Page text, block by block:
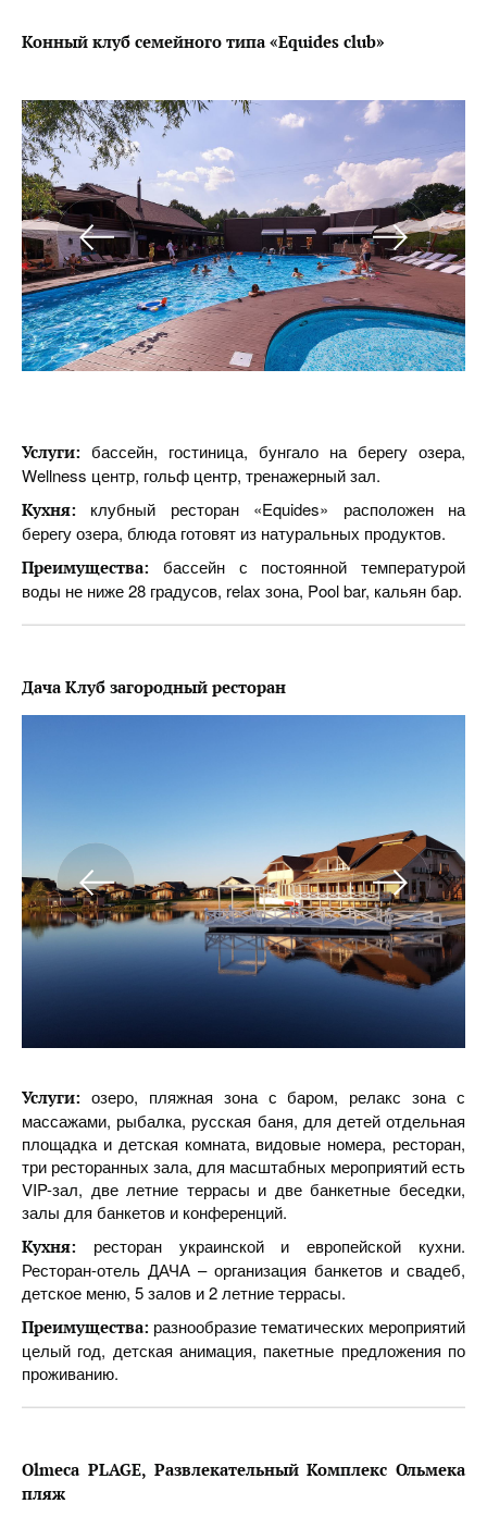
Конный клуб семейного типа «Equides club»
Услуги: бассейн, гостиница, бунгало на берегу озера,
Wellness центр, гольф центр, тренажерный зал.
Кухня: клубный ресторан «Equides» расположен на
берегу озера, блюда готовят из натуральных продуктов.
Преимущества: бассейн с постоянной температурой
воды не ниже 28 градусов, relax зона, Pool bar, кальян бар.
Дача Клуб загородный ресторан
Услуги: озеро, пляжная зона с баром, релакс зона с
массажами, рыбалка, русская баня, для детей отдельная
площадка и детская комната, видовые номера, ресторан,
три ресторанных зала, для масштабных мероприятий есть
VIP-зал, две летние террасы и две банкетные беседки,
залы для банкетов и конференций.
Кухня: ресторан украинской и европейской кухни.
Ресторан-отель ДАЧА – организация банкетов и свадеб,
детское меню, 5 залов и 2 летние террасы.
Преимущества: разнообразие тематических мероприятий
целый год, детская анимация, пакетные предложения по
проживанию.
Olmeca PLAGE, Развлекательный Комплекс Ольмека
пляж